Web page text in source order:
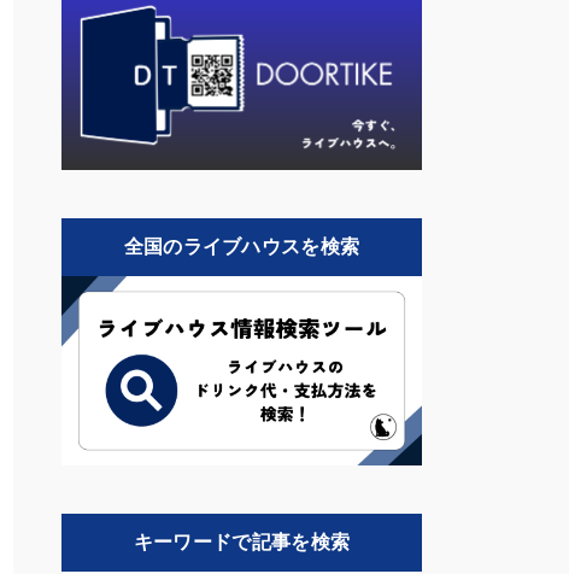
全国のライブハウスを検索
キーワードで記事を検索